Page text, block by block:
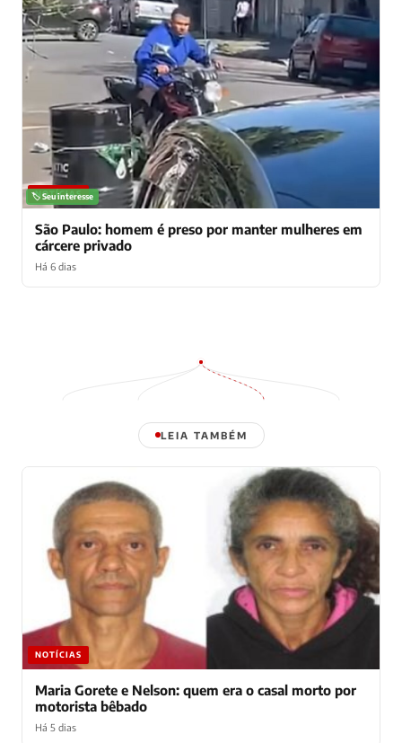
NOTÍCIAS
🏷️ Seu interesse
São Paulo: homem é preso por manter mulheres em
cárcere privado
Há 6 dias
LEIA TAMBÉM
NOTÍCIAS
Maria Gorete e Nelson: quem era o casal morto por
motorista bêbado
Há 5 dias